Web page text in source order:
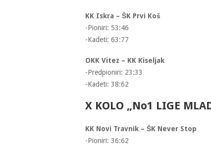
KK Iskra – ŠK Prvi Koš
-Pioniri: 53:46
-Kadeti: 63:77
OKK Vitez – KK Kiseljak
-Predpioniri: 23:33
-Kadeti: 38:62
X KOLO „No1 LIGE
KK Novi Travnik – ŠK Never Stop
-Pioniri: 36:62